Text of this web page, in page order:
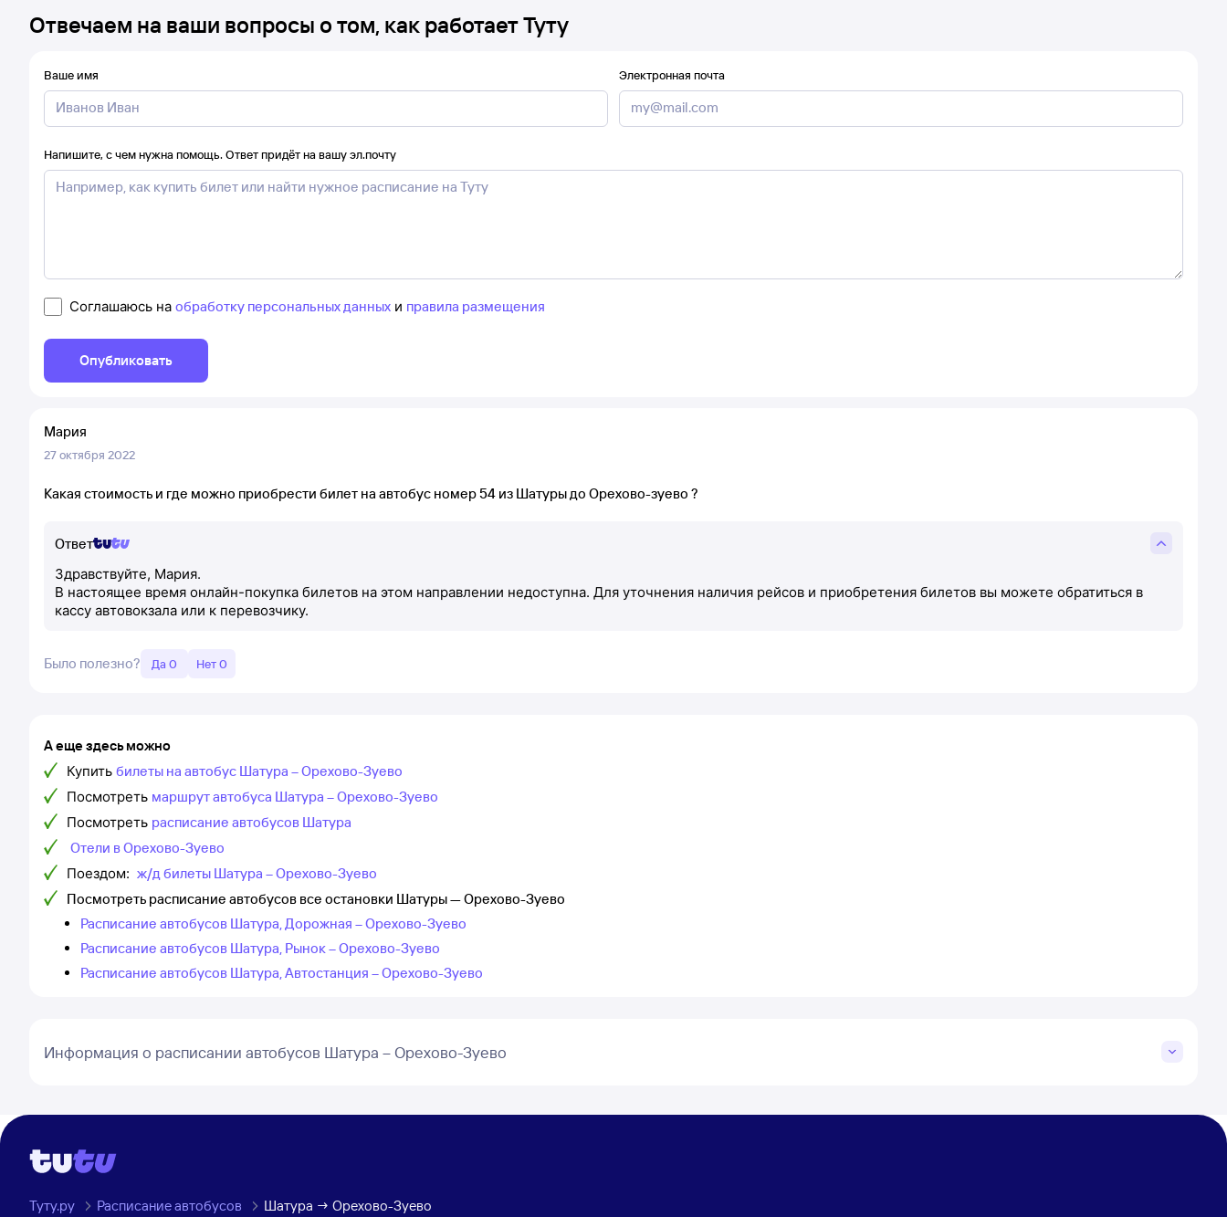
Отвечаем на ваши вопросы о том, как работает Туту
Ваше имя Электронная почта
Напишите, с чем нужна помощь. Ответ придёт на вашу эл.почту
Соглашаюсь на обработку персональных данных и правила размещения
Опубликовать
Мария
27 октября 2022
Какая стоимость и где можно приобрести билет на автобус номер 54 из Шатуры до Орехово-зуево ?
Ответ
Здравствуйте, Мария.
В настоящее время онлайн-покупка билетов на этом направлении недоступна. Для уточнения наличия рейсов и приобретения билетов вы можете обратиться в
кассу автовокзала или к перевозчику.
Было полезно? Да 0 Нет 0
А еще здесь можно
Купить билеты на автобус Шатура – Орехово-Зуево
Посмотреть маршрут автобуса Шатура – Орехово-Зуево
Посмотреть расписание автобусов Шатура
Отели в Орехово-Зуево
Поездом: ж/д билеты Шатура – Орехово-Зуево
Посмотреть расписание автобусов все остановки Шатуры — Орехово-Зуево
Расписание автобусов Шатура, Дорожная – Орехово-Зуево
Расписание автобусов Шатура, Рынок – Орехово-Зуево
Расписание автобусов Шатура, Автостанция – Орехово-Зуево
Информация о расписании автобусов Шатура – Орехово-Зуево
Туту.ру Расписание автобусов Шатура → Орехово-Зуево